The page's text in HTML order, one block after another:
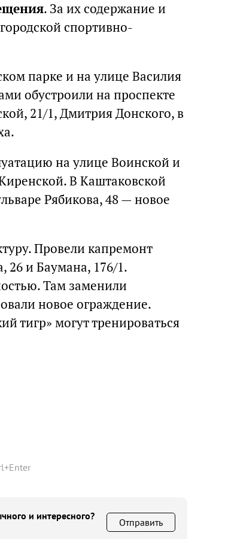
. За их содержание и
спортивно-
парке и на улице Василия
обустроили на проспекте
21/1, Дмитрия Донского, в
на улице Воинской и
В Каштаковской
Рябикова, 48 — новое
Провели капремонт
26 и Баумана, 176/1.
Там заменили
новое ограждение.
тигр» могут тренироваться
+Enter
и интересного?
Отправить